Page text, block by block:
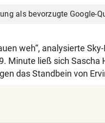
als bevorzugte Google-
weh“, analysierte
Minute ließ sich Sascha
das Standbein von